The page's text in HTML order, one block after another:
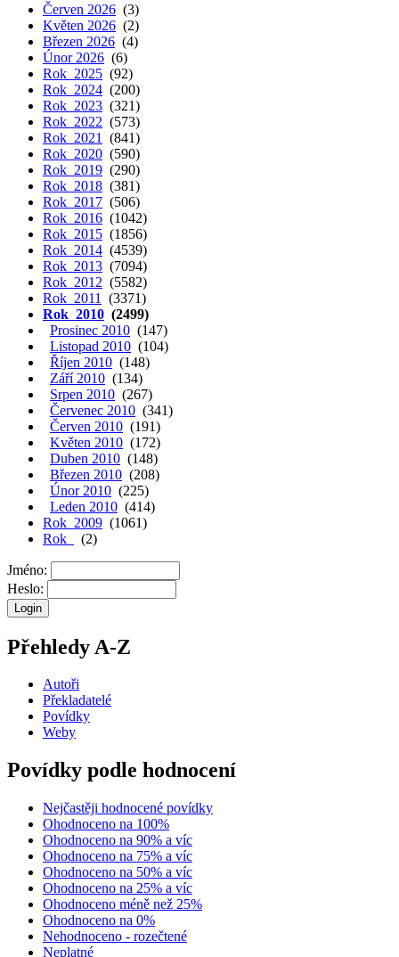
Červen 2026 (3)
Květen 2026 (2)
Březen 2026 (4)
Únor 2026 (6)
Rok 2025 (92)
Rok 2024 (200)
Rok 2023 (321)
Rok 2022 (573)
Rok 2021
(841)
Rok 2020 (590)
Rok 2019 (290)
Rok 2018 (381)
Rok 2017 (506)
Rok 2016 (1042)
Rok 2015 (1856)
Rok 2014 (4539)
Rok 2013 (7094)
Rok 2012 (5582)
Rok 2011
(3371)
Rok 2010 (2499)
Prosinec 2010 (147)
Listopad 2010 (104)
Říjen 2010 (148)
Září 2010 (134)
Srpen 2010 (267)
Červenec 2010 (341)
Červen 2010 (191)
Květen 2010 (172)
Duben 2010 (148)
Březen 2010 (208)
Únor 2010 (225)
Leden 2010 (414)
Rok 2009 (1061)
Rok
(2)
Jméno:
Heslo:
Přehledy A-Z
Autoři
Překladatelé
Povídky
Weby
Povídky podle hodnocení
Nejčastěji hodnocené povídky
Ohodnoceno na 100%
Ohodnoceno na 90% a víc
Ohodnoceno na 75% a víc
Ohodnoceno na 50% a víc
Ohodnoceno na 25% a víc
Ohodnoceno méně než 25%
Ohodnoceno na 0%
Nehodnoceno - rozečtené
Neplatné